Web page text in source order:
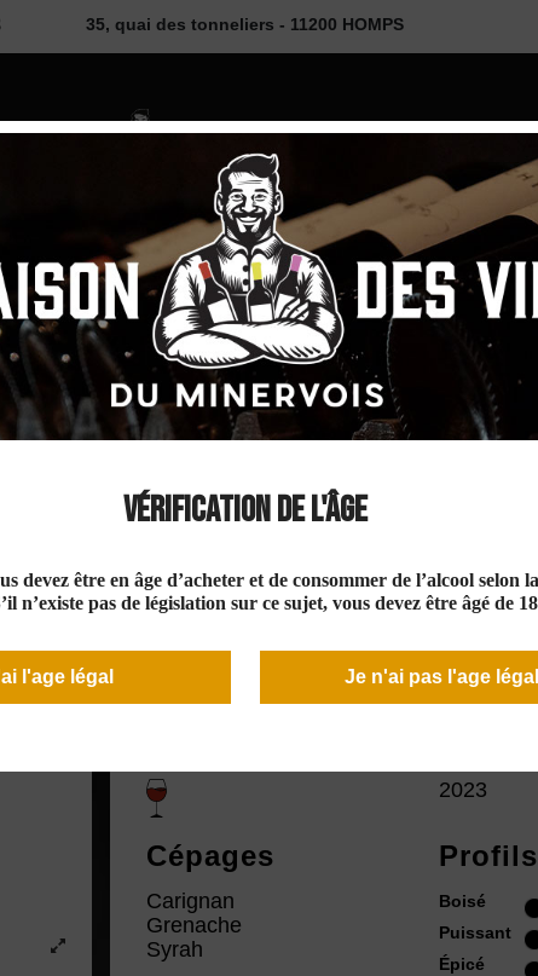
Vérification de l'âge
devez être en âge d’acheter et de consommer de l’alcool selon
n’existe pas de législation sur ce sujet, vous devez être âgé de
l'age légal Je n'ai pas l'age légal
35, quai des tonneliers - 11200 HOMPS
SELECTION
2026
COUP DE ❤
Domaine Le Cazal
Minervois Rouge 2023
2023
Cépages
Carignan
Grenache
Syrah
Profils
Boisé
Puissant
Épicé